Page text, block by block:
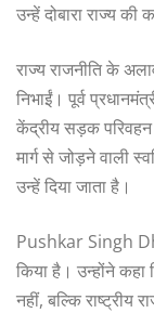
उन्हें दोबारा राज्य की
राज्य राजनीति के
निभाईं। पूर्व
केंद्रीय सड़क परिवहन
मार्ग से जोड़ने वाली
उन्हें दिया जाता है।
Pushkar Singh
किया है। उन्होंने
नहीं, बल्कि राष्ट्रीय